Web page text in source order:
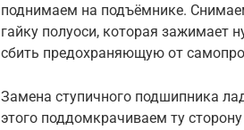
поднимаем на подъёмнике.
гайку полуоси, которая зажимает
сбить предохраняющую от
Замена ступичного подшипника
этого поддомкрачиваем ту